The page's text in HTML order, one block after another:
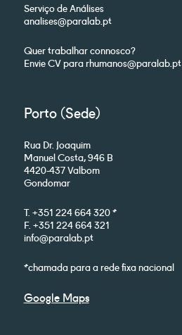
Serviço de Análises
analises@paralab.pt
Quer trabalhar connosco?
Envie CV para rhumanos@paralab.pt
Porto (Sede)
Rua Dr. Joaquim
Manuel Costa, 946 B
4420-437 Valbom
Gondomar
T. +351 224 664 320 *
F. +351 224 664 321
info@paralab.pt
*chamada para a rede fixa nacional
Google Maps